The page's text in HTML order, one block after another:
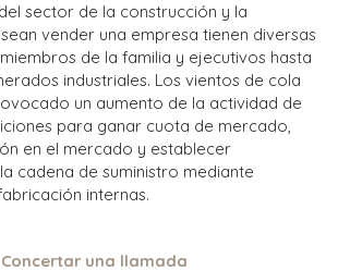
sector de la construcción y la
vender una empresa tienen diversas
de la familia y ejecutivos hasta
industriales. Los vientos de cola
un aumento de la actividad de
para ganar cuota de mercado,
en el mercado y establecer
cadena de suministro mediante
internas.
Concertar una llamada